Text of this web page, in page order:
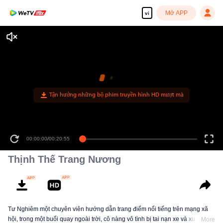
vi Mở APP
Tận hưởng những bộ phim truyền hình HD mượt mà
00:00:00/00:20:55
Thịnh Thế Trang Nương
Tư Nghiêm một chuyên viên hướng dẫn trang điểm nổi tiếng trên mạng xã
hội, trong một buổi quay ngoài trời, cô nàng vô tình bị tai nạn xe và xuyênMore